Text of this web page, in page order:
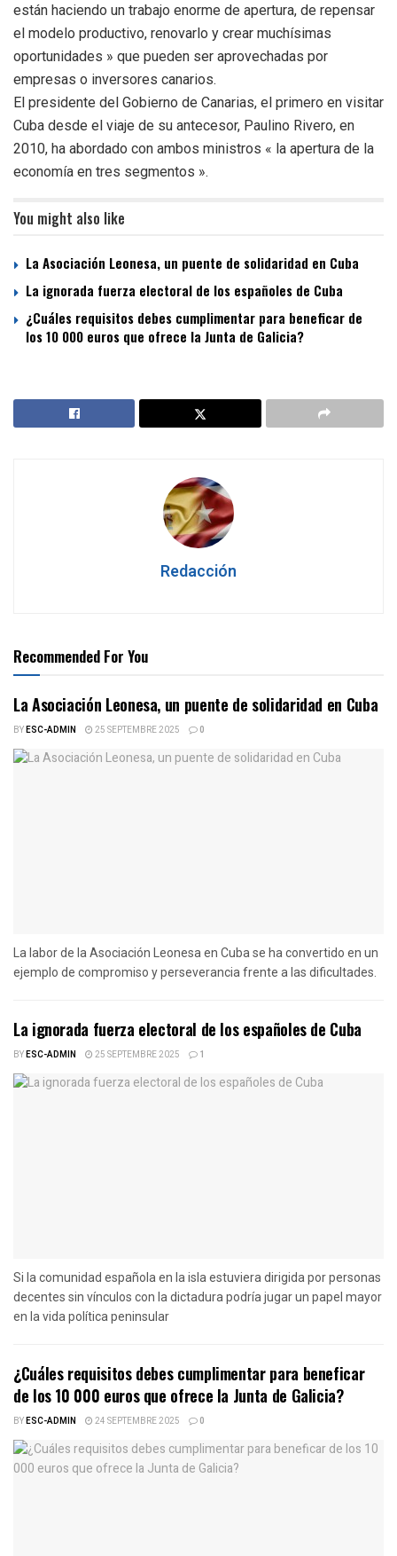
están haciendo un trabajo enorme de apertura, de repensar
el modelo productivo, renovarlo y crear muchísimas
oportunidades » que pueden ser aprovechadas por
empresas o inversores canarios.
El presidente del Gobierno de Canarias, el primero en visitar
Cuba desde el viaje de su antecesor, Paulino Rivero, en
2010, ha abordado con ambos ministros « la apertura de la
economía en tres segmentos ».
You might also like
La Asociación Leonesa, un puente de solidaridad en Cuba
La ignorada fuerza electoral de los españoles de Cuba
¿Cuáles requisitos debes cumplimentar para beneficar de
los 10 000 euros que ofrece la Junta de Galicia?
Redacción
Recommended For You
La Asociación Leonesa, un puente de solidaridad en Cuba
BYESC-ADMIN 25 SEPTEMBRE 2025 0
La labor de la Asociación Leonesa en Cuba se ha convertido en un
ejemplo de compromiso y perseverancia frente a las dificultades.
La ignorada fuerza electoral de los españoles de Cuba
BYESC-ADMIN 25 SEPTEMBRE 2025 1
Si la comunidad española en la isla estuviera dirigida por personas
decentes sin vínculos con la dictadura podría jugar un papel mayor
en la vida política peninsular
¿Cuáles requisitos debes cumplimentar para beneficar
de los 10 000 euros que ofrece la Junta de Galicia?
BYESC-ADMIN 24 SEPTEMBRE 2025 0